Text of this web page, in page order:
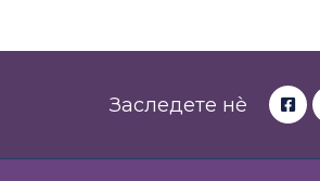
Заследете нè